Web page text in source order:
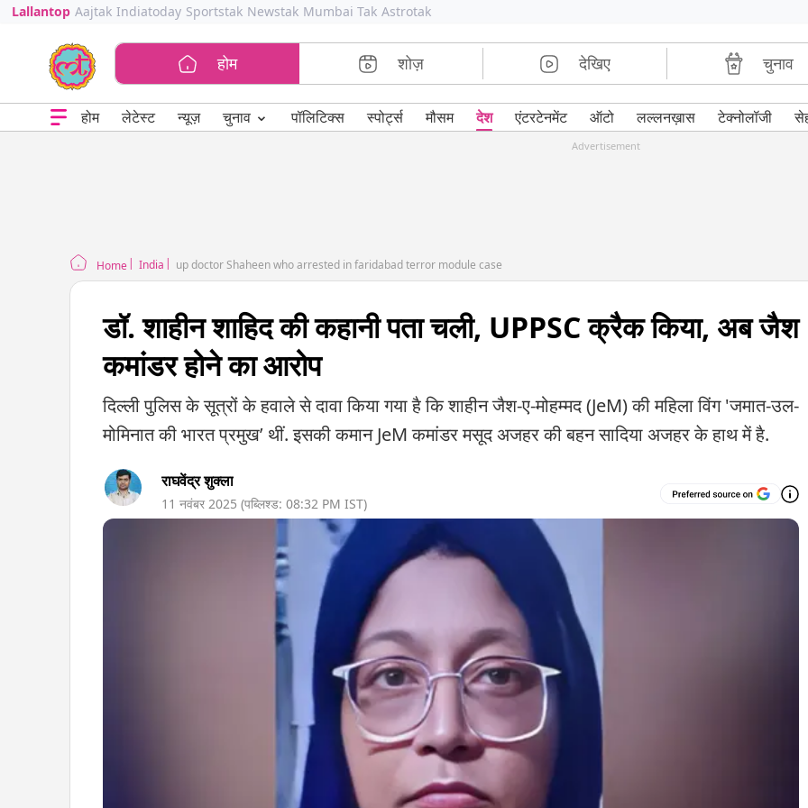
Lallantop Aajtak Indiatoday Sportstak Newstak Mumbai Tak Astrotak
होम शोज़ देखिए चुनाव
होम लेटेस्ट न्यूज़ चुनाव ⌄ पॉलिटिक्स स्पोर्ट्स मौसम देश एंटरटेनमेंट ऑटो लल्लनख़ास टेक्नोलॉजी
Advertisement
Home India up doctor Shaheen who arrested in faridabad terror module case
डॉ. शाहीन शाहिद की कहानी पता चली, UPPSC क्रैक किया, अब जैश
कमांडर होने का आरोप
दिल्ली पुलिस के सूत्रों के हवाले से दावा किया गया है कि शाहीन जैश-ए-मोहम्मद (JeM) की महिला विंग 'जमात-उल-
मोमिनात की भारत प्रमुख’ थीं. इसकी कमान JeM कमांडर मसूद अजहर की बहन सादिया अजहर के हाथ में है.
राघवेंद्र शुक्ला
11 नवंबर 2025 (पब्लिश्ड: 08:32 PM IST)